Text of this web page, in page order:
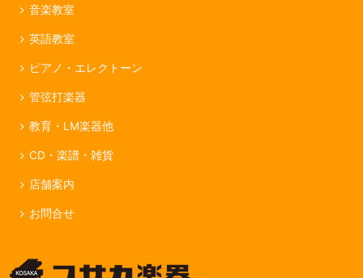
音楽教室
英語教室
ピアノ・エレクトーン
管弦打楽器
教育・LM楽器他
CD・楽譜・雑貨
店舗案内
お問合せ